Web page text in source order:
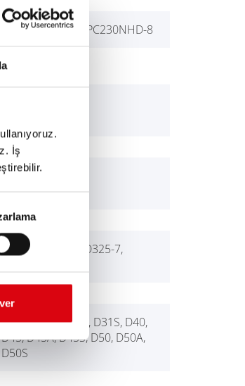
İş
Hydraulikbagger PC230NHD-8
Hydraulikbagger
PC450/LC/HD-8
Muldenkipper HD325-7,
Planierraupen D3, D31S, D40,
D45, D45A, D45S, D50, D50A,
D50S